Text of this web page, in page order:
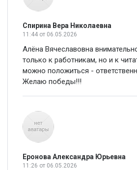
Спирина Вера Николаевна
11:44 от 06.05.2026
Алёна Вячеславовна
только к работникам, но и к
можно положиться -
Желаю победы!!!
Еронова Александра Юрьевна
11:26 от 06.05.2026